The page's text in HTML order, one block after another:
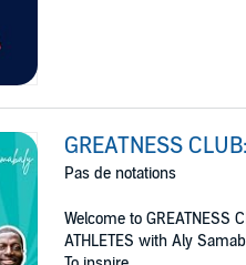
GREATNESS
Pas de notations
Welcome to GREATNESS
ATHLETES with Aly